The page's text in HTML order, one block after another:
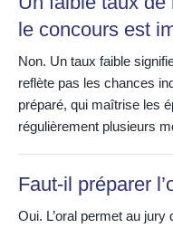
le concours est
Non. Un taux faible
reflète pas les chances
préparé, qui maîtrise les
régulièrement plusieurs
Faut-il préparer
Oui. L’oral permet au jury